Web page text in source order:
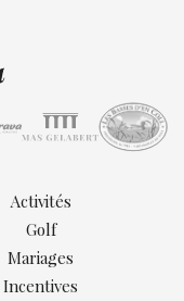
Activités
Golf
Mariages
Incentives